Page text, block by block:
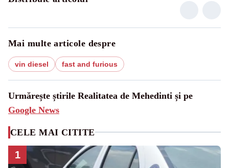
Mai multe articole despre
vin diesel fast and furious
Urmărește știrile Realitatea de Mehedinti și pe
Google News
CELE MAI CITITE
1